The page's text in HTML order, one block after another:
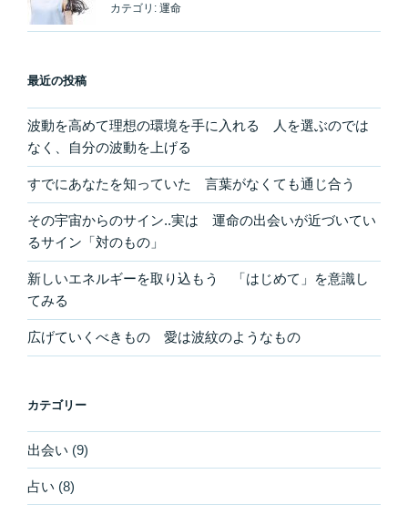
カテゴリ: 運命
最近の投稿
波動を高めて理想の環境を手に入れる 人を選ぶのでは
なく、自分の波動を上げる
すでにあなたを知っていた 言葉がなくても通じ合う
その宇宙からのサイン..実は 運命の出会いが近づいてい
るサイン「対のもの」
新しいエネルギーを取り込もう 「はじめて」を意識し
てみる
広げていくべきもの 愛は波紋のようなもの
カテゴリー
出会い (9)
占い (8)